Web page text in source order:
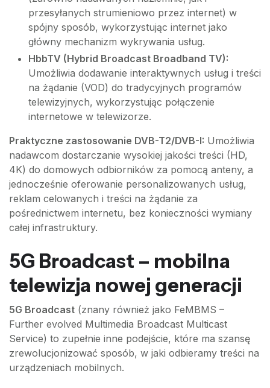
przesyłanych strumieniowo przez internet) w
spójny sposób, wykorzystując internet jako
główny mechanizm wykrywania usług.
HbbTV (Hybrid Broadcast Broadband TV):
Umożliwia dodawanie interaktywnych usług i treści
na żądanie (VOD) do tradycyjnych programów
telewizyjnych, wykorzystując połączenie
internetowe w telewizorze.
Praktyczne zastosowanie DVB-T2/DVB-I: Umożliwia
nadawcom dostarczanie wysokiej jakości treści (HD,
4K) do domowych odbiorników za pomocą anteny, a
jednocześnie oferowanie personalizowanych usług,
reklam celowanych i treści na żądanie za
pośrednictwem internetu, bez konieczności wymiany
całej infrastruktury.
5G Broadcast – mobilna
telewizja nowej generacji
5G Broadcast (znany również jako FeMBMS –
Further evolved Multimedia Broadcast Multicast
Service) to zupełnie inne podejście, które ma szansę
zrewolucjonizować sposób, w jaki odbieramy treści na
urządzeniach mobilnych.